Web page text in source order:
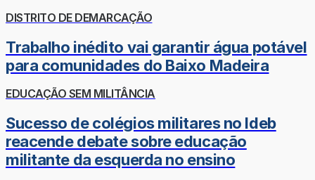
DISTRITO DE DEMARCAÇÃO
Trabalho inédito vai garantir água potável
para comunidades do Baixo Madeira
EDUCAÇÃO SEM MILITÂNCIA
Sucesso de colégios militares no Ideb
reacende debate sobre educação
militante da esquerda no ensino